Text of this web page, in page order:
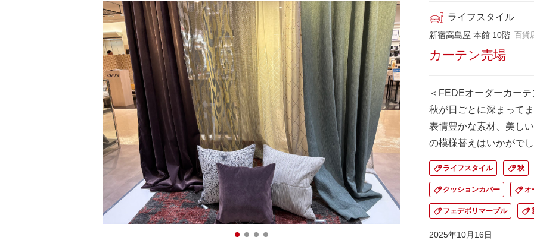
ライフスタイル
新宿高島屋 本館 10階 百貨
カーテン売場
＜FEDEオーダーカー
秋が日ごとに深まって
表情豊かな素材、美し
の模様替えはいかがで
ライフスタイル 秋
クッションカバー オ
フェデボリマーブル
2025年10月16日